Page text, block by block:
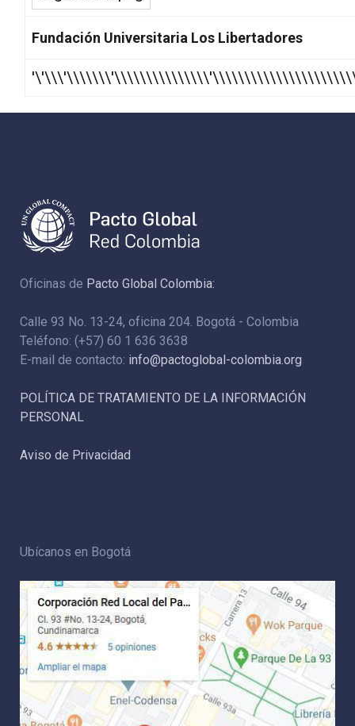
Fundación Universitaria Los Libertadores
Oficinas de Pacto Global Colombia:
Calle 93 No. 13-24, oficina 204. Bogotá - Colombia
Teléfono: (+57) 60 1 636 3638
E-mail de contacto: info@pactoglobal-colombia.org
POLÍTICA DE TRATAMIENTO DE LA INFORMACIÓN
PERSONAL
Aviso de Privacidad
Ubícanos en Bogotá